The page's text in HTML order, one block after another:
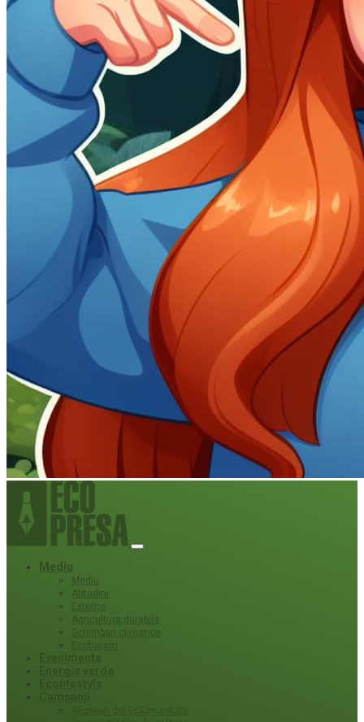
Mediu
Mediu
Atitudini
Externe
Agricultura durabila
Schimbari climatice
Ecoturism